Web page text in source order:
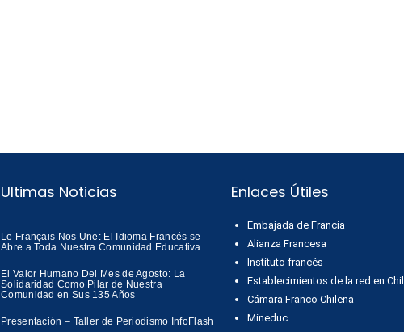
Ultimas Noticias
Le Français Nos Une: El Idioma Francés se
Abre a Toda Nuestra Comunidad Educativa
El Valor Humano Del Mes de Agosto: La
Solidaridad Como Pilar de Nuestra
Comunidad en Sus 135 Años
Presentación – Taller de Periodismo InfoFlash
Enlaces Útiles
Embajada de Francia
Alianza Francesa
Instituto francés
Establecimientos de la red en
Cámara Franco Chilena
Mineduc